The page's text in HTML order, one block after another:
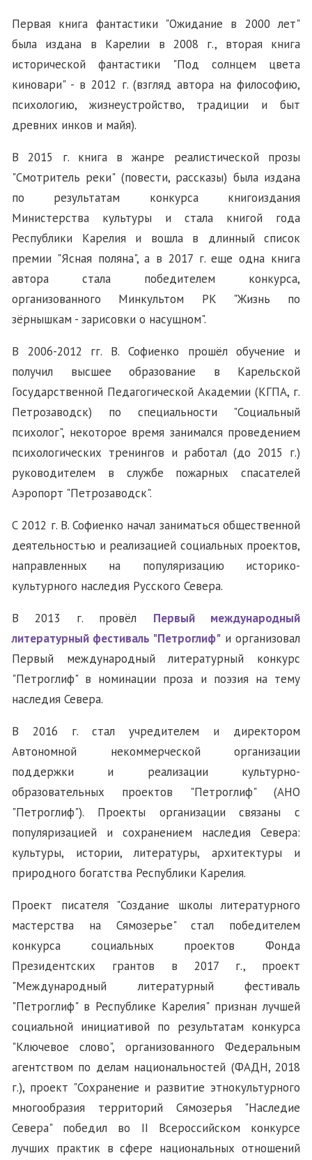
Первая книга фантастики "Ожидание в 2000 лет"
была издана в Карелии в 2008 г., вторая книга
исторической фантастики "Под солнцем цвета
киновари" - в 2012 г. (взгляд автора на философию,
психологию, жизнеустройство, традиции и быт
древних инков и майя).
В 2015 г. книга в жанре реалистической прозы
"Смотритель реки" (повести, рассказы) была издана
по результатам конкурса книгоиздания
Министерства культуры и стала книгой года
Республики Карелия и вошла в длинный список
премии "Ясная поляна", а в 2017 г. еще одна книга
автора стала победителем конкурса,
организованного Минкультом РК "Жизнь по
зёрнышкам - зарисовки о насущном".
В 2006-2012 гг. В. Софиенко прошёл обучение и
получил высшее образование в Карельской
Государственной Педагогической Академии (КГПА, г.
Петрозаводск) по специальности "Социальный
психолог", некоторое время занимался проведением
психологических тренингов и работал (до 2015 г.)
руководителем в службе пожарных спасателей
Аэропорт "Петрозаводск".
С 2012 г. В. Софиенко начал заниматься общественной
деятельностью и реализацией социальных проектов,
направленных на популяризацию историко-
культурного наследия Русского Севера.
В 2013 г. провёл Первый международный
литературный фестиваль "Петроглиф" и организовал
Первый международный литературный конкурс
"Петроглиф" в номинации проза и поэзия на тему
наследия Севера.
В 2016 г. стал учредителем и директором
Автономной некоммерческой организации
поддержки и реализации культурно-
образовательных проектов "Петроглиф" (АНО
"Петроглиф"). Проекты организации связаны с
популяризацией и сохранением наследия Севера:
культуры, истории, литературы, архитектуры и
природного богатства Республики Карелия.
Проект писателя "Создание школы литературного
мастерства на Сямозерье" стал победителем
конкурса социальных проектов Фонда
Президентских грантов в 2017 г., проект
"Международный литературный фестиваль
"Петроглиф" в Республике Карелия" признан лучшей
социальной инициативой по результатам конкурса
"Ключевое слово", организованного Федеральным
агентством по делам национальностей (ФАДН, 2018
г.), проект "Сохранение и развитие этнокультурного
многообразия территорий Сямозерья "Наследие
Севера" победил во II Всероссийском конкурсе
лучших практик в сфере национальных отношений